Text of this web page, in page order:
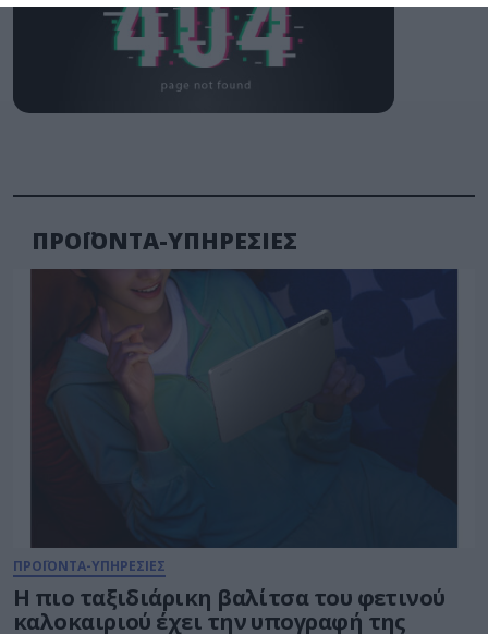
ΠΡΟΪΟΝΤΑ-ΥΠΗΡΕΣΙΕΣ
ΠΡΟΪΟΝΤΑ-ΥΠΗΡΕΣΙΕΣ
Η πιο ταξιδιάρικη βαλίτσα του φετινού
καλοκαιριού έχει την υπογραφή της